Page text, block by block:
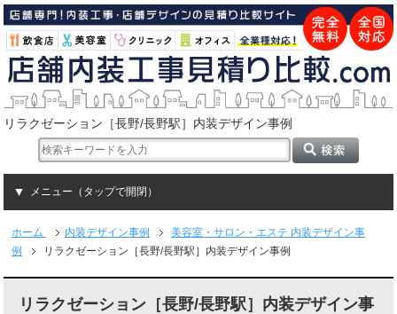
リラクゼーション［長野/長野駅］内装デザイン事例
メニュー（タップで開閉）
ホーム 内装デザイン事例
美容室・サロン・エステ 内装デザイン事
例
リラクゼーション［長野/長野駅］内装デザイン事例
リラクゼーション［長野/長野駅］内装デザイン事